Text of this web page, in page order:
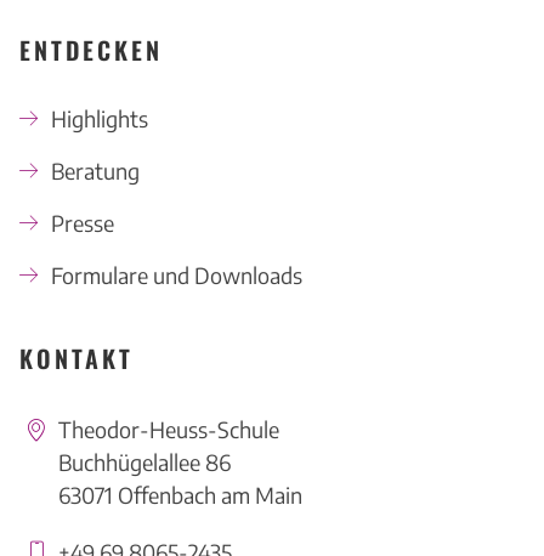
ENTDECKEN
Highlights
Beratung
Presse
Formulare und Downloads
KONTAKT
Theodor-Heuss-Schule
Buchhügelallee 86
63071 Offenbach am Main